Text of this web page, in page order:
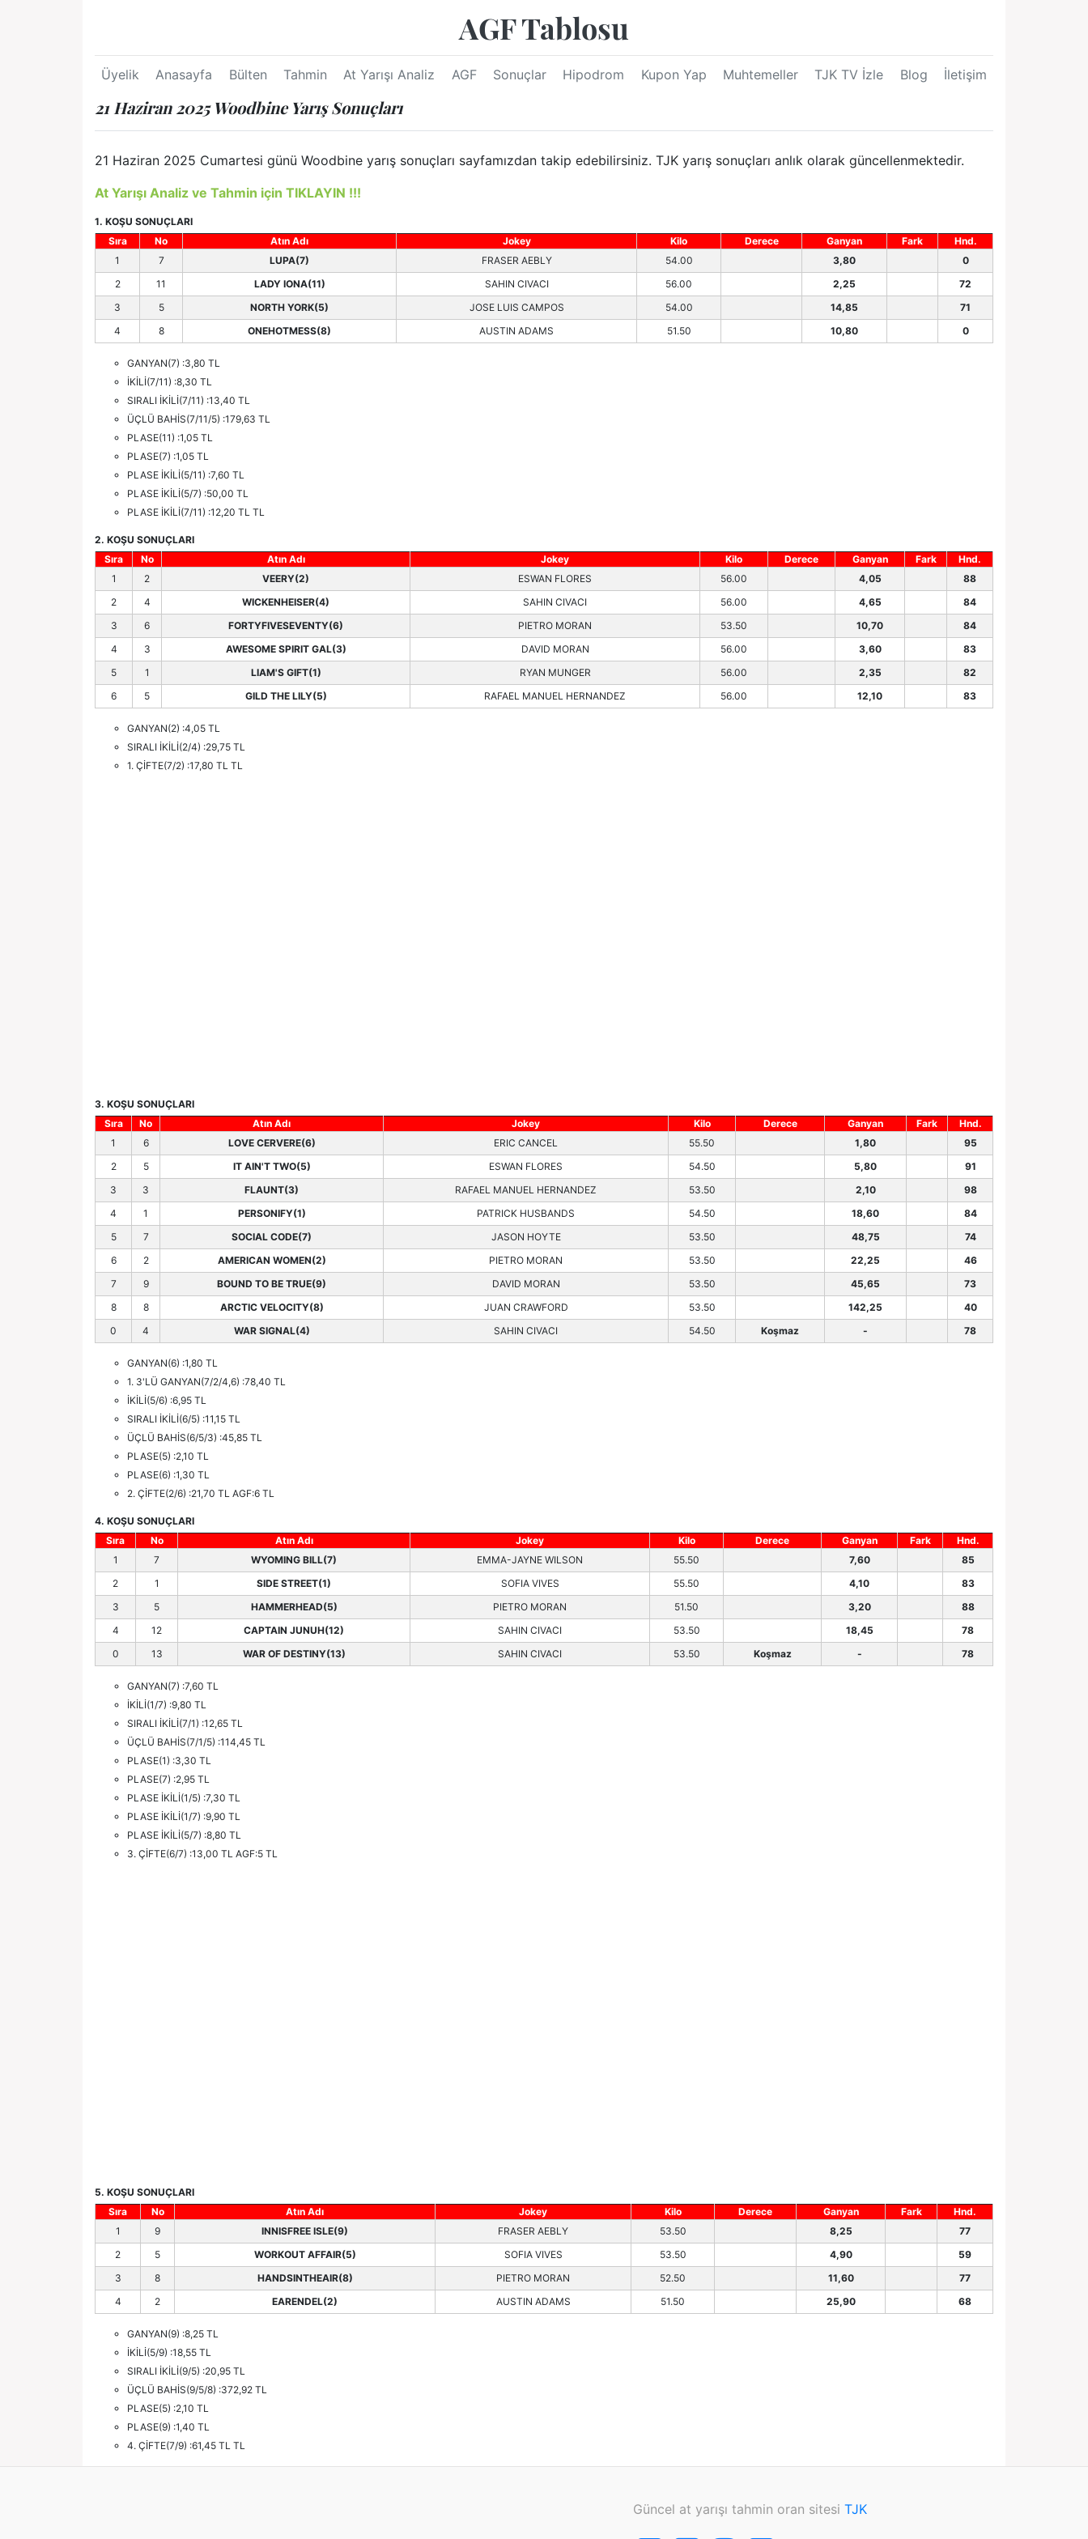
AGF Tablosu
Üyelik Anasayfa Bülten Tahmin At Yarışı Analiz AGF Sonuçlar Hipodrom Kupon Yap Muhtemeller TJK TV İzle Blog İletişim
21 Haziran 2025 Woodbine Yarış Sonuçları
21 Haziran 2025 Cumartesi günü Woodbine yarış sonuçları sayfamızdan takip edebilirsiniz. TJK yarış sonuçları anlık olarak güncellenmektedir.
At Yarışı Analiz ve Tahmin için TIKLAYIN !!!
1. KOŞU SONUÇLARI
Sıra
No Atın Adı Jokey Kilo Derece Ganyan Fark
Hnd.
1
7 LUPA(7) FRASER AEBLY 54.00 3,80
0
2
11 LADY IONA(11) SAHIN CIVACI 56.00 2,25
72
3
5 NORTH YORK(5) JOSE LUIS CAMPOS 54.00 14,85
71
4
8 ONEHOTMESS(8) AUSTIN ADAMS 51.50 10,80 0
GANYAN(7) :3,80 TL
İKİLİ(7/11) :8,30 TL
SIRALI İKİLİ(7/11) :13,40 TL
ÜÇLÜ BAHİS(7/11/5) :179,63 TL
PLASE(11) :1,05 TL
PLASE(7) :1,05 TL
PLASE İKİLİ(5/11) :7,60 TL
PLASE İKİLİ(5/7) :50,00 TL
PLASE İKİLİ(7/11) :12,20 TL TL
2. KOŞU SONUÇLARI
Sıra
No Atın Adı Jokey Kilo Derece Ganyan Fark
Hnd.
1
2 VEERY(2) ESWAN FLORES 56.00 4,05
88
2
4 WICKENHEISER(4) SAHIN CIVACI 56.00 4,65
84
3
6 FORTYFIVESEVENTY(6) PIETRO MORAN 53.50 10,70
84
4
3 AWESOME SPIRIT GAL(3) DAVID MORAN 56.00 3,60
83
5
1 LIAM'S GIFT(1) RYAN MUNGER 56.00 2,35
82
6
5 GILD THE LILY(5) RAFAEL MANUEL HERNANDEZ 56.00 12,10 83
GANYAN(2) :4,05 TL
SIRALI İKİLİ(2/4) :29,75 TL
1. ÇİFTE(7/2) :17,80 TL TL
3. KOŞU SONUÇLARI
Sıra
No Atın Adı Jokey Kilo Derece Ganyan Fark
Hnd.
1
6 LOVE CERVERE(6) ERIC CANCEL 55.50 1,80
95
2
5 IT AIN'T TWO(5) ESWAN FLORES 54.50 5,80
91
3
3 FLAUNT(3) RAFAEL MANUEL HERNANDEZ 53.50 2,10
98
4
1 PERSONIFY(1) PATRICK HUSBANDS 54.50 18,60
84
5
7 SOCIAL CODE(7) JASON HOYTE 53.50 48,75
74
6
2 AMERICAN WOMEN(2) PIETRO MORAN 53.50 22,25
46
7
9 BOUND TO BE TRUE(9) DAVID MORAN 53.50 45,65
73
8
8 ARCTIC VELOCITY(8) JUAN CRAWFORD 53.50 142,25
40
0
4 WAR SIGNAL(4) SAHIN CIVACI 54.50 Koşmaz - 78
GANYAN(6) :1,80 TL
1. 3'LÜ GANYAN(7/2/4,6) :78,40 TL
İKİLİ(5/6) :6,95 TL
SIRALI İKİLİ(6/5) :11,15 TL
ÜÇLÜ BAHİS(6/5/3) :45,85 TL
PLASE(5) :2,10 TL
PLASE(6) :1,30 TL
2. ÇİFTE(2/6) :21,70 TL AGF:6 TL
4. KOŞU SONUÇLARI
Sıra
No Atın Adı Jokey Kilo Derece Ganyan Fark
Hnd.
1
7 WYOMING BILL(7) EMMA-JAYNE WILSON 55.50 7,60
85
2
1 SIDE STREET(1) SOFIA VIVES 55.50 4,10
83
3
5 HAMMERHEAD(5) PIETRO MORAN 51.50 3,20
88
4
12 CAPTAIN JUNUH(12) SAHIN CIVACI 53.50 18,45
78
0
13 WAR OF DESTINY(13) SAHIN CIVACI 53.50 Koşmaz - 78
GANYAN(7) :7,60 TL
İKİLİ(1/7) :9,80 TL
SIRALI İKİLİ(7/1) :12,65 TL
ÜÇLÜ BAHİS(7/1/5) :114,45 TL
PLASE(1) :3,30 TL
PLASE(7) :2,95 TL
PLASE İKİLİ(1/5) :7,30 TL
PLASE İKİLİ(1/7) :9,90 TL
PLASE İKİLİ(5/7) :8,80 TL
3. ÇİFTE(6/7) :13,00 TL AGF:5 TL
5. KOŞU SONUÇLARI
Sıra
No Atın Adı Jokey Kilo Derece Ganyan Fark
Hnd.
1
9 INNISFREE ISLE(9) FRASER AEBLY 53.50 8,25
77
2
5 WORKOUT AFFAIR(5) SOFIA VIVES 53.50 4,90
59
3
8 HANDSINTHEAIR(8) PIETRO MORAN 52.50 11,60
77
4
2 EARENDEL(2) AUSTIN ADAMS 51.50 25,90 68
GANYAN(9) :8,25 TL
İKİLİ(5/9) :18,55 TL
SIRALI İKİLİ(9/5) :20,95 TL
ÜÇLÜ BAHİS(9/5/8) :372,92 TL
PLASE(5) :2,10 TL
PLASE(9) :1,40 TL
4. ÇİFTE(7/9) :61,45 TL TL
Güncel at yarışı tahmin oran sitesi TJK